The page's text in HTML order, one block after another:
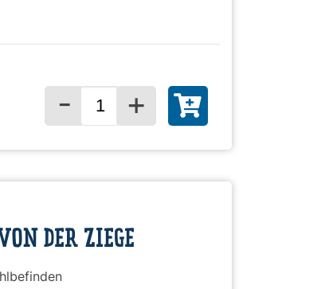
-
Menge für +
DER ZIEGE